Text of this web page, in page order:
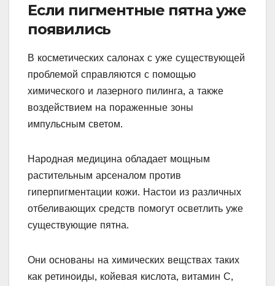
Если пигментные пятна уже
появились
В косметических салонах с уже существующей
проблемой справляются с помощью
химического и лазерного пилинга, а также
воздействием на пораженные зоны
импульсным светом.
Народная медицина обладает мощным
растительным арсеналом против
гиперпигментации кожи. Настои из различных
отбеливающих средств помогут осветлить уже
существующие пятна.
Они основаны на химических вещствах таких
как ретиноиды, койевая кислота, витамин С,